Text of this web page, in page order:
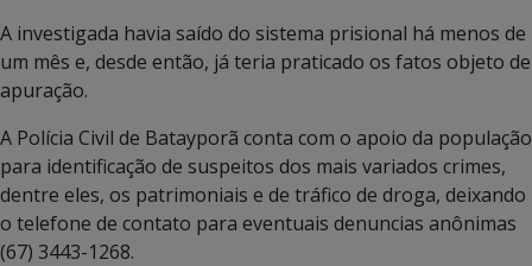
A investigada havia saído do sistema prisional há menos de
um mês e, desde então, já teria praticado os fatos objeto de
apuração.
A Polícia Civil de Batayporã conta com o apoio da população
para identificação de suspeitos dos mais variados crimes,
dentre eles, os patrimoniais e de tráfico de droga, deixando
o telefone de contato para eventuais denuncias anônimas
(67) 3443-1268.